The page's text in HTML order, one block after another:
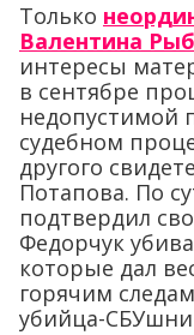
Только
Валентина
интересы
в сентябре
недопустимой
судебном
другого
Потапова. По
подтвердил
Федорчук
которые дал
горячим
убийца-